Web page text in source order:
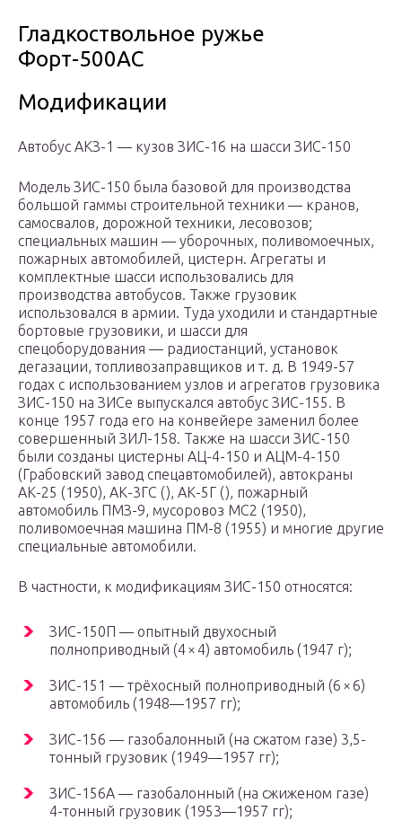
Гладкоствольное ружье
Форт-500АC
Модификации
Автобус АКЗ-1 — кузов ЗИС-16 на шасси ЗИС-150
Модель ЗИС-150 была базовой для производства
большой гаммы строительной техники — кранов,
самосвалов, дорожной техники, лесовозов;
специальных машин — уборочных, поливомоечных,
пожарных автомобилей, цистерн. Агрегаты и
комплектные шасси использовались для
производства автобусов. Также грузовик
использовался в армии. Туда уходили и стандартные
бортовые грузовики, и шасси для
спецоборудования — радиостанций, установок
дегазации, топливозаправщиков и т. д. В 1949-57
годах с использованием узлов и агрегатов грузовика
ЗИС-150 на ЗИСе выпускался автобус ЗИС-155. В
конце 1957 года его на конвейере заменил более
совершенный ЗИЛ-158. Также на шасси ЗИС-150
были созданы цистерны АЦ-4-150 и АЦМ-4-150
(Грабовский завод спецавтомобилей), автокраны
АК-25 (1950), АК-3ГС (), АК-5Г (), пожарный
автомобиль ПМЗ-9, мусоровоз МС2 (1950),
поливомоечная машина ПМ-8 (1955) и многие другие
специальные автомобили.
В частности, к модификациям ЗИС-150 относятся:
ЗИС-150П — опытный двухосный
полноприводный (4 × 4) автомобиль (1947 г);
ЗИС-151 — трёхосный полноприводный (6 × 6)
автомобиль (1948—1957 гг);
ЗИС-156 — газобалонный (на сжатом газе) 3,5-
тонный грузовик (1949—1957 гг);
ЗИС-156А — газобалонный (на сжиженом газе)
4-тонный грузовик (1953—1957 гг);